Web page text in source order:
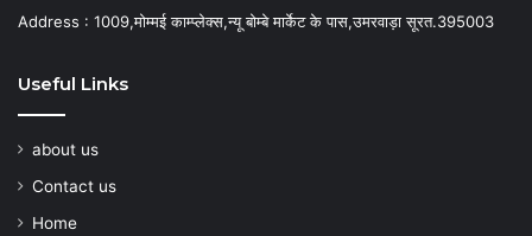
Address : 1009,मोम्मई काम्प्लेक्स,न्यू बोम्बे मार्केट के पास,उमरवाड़ा सूरत.395003
Useful Links
about us
Contact us
Home